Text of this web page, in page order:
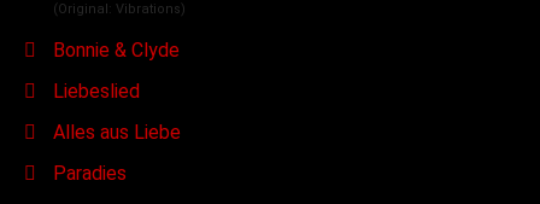
(Original: Vibrations)
Bonnie & Clyde
Liebeslied
Alles aus Liebe
Paradies